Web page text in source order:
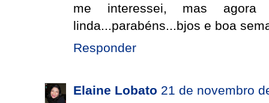
me interessei, mas
linda...parabéns...bjos e boa
Responder
Elaine Lobato 21 de novembro